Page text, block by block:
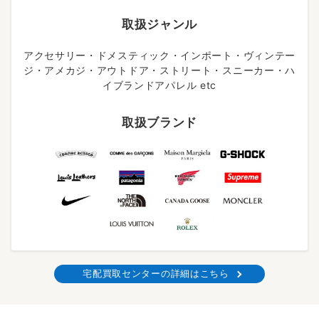
取扱ジャンル
アクセサリー・ドメスティック・インポート・ヴィンテー
ジ・アメカジ・アウトドア・ストリート・スニーカー・ハ
イブランドアパレル etc
取扱ブランド
宅配買取センターの詳細はこちら